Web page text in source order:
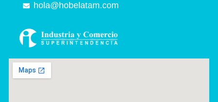
hola@hobelatam.com